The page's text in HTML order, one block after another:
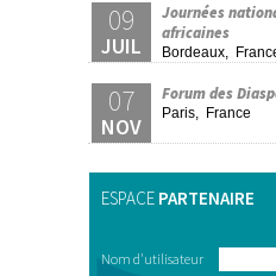
09
JUIL
Journées
africaines
Bordeaux,
07
NOV
Forum des
Paris, France
ESPACE PARTENAIRE
Nom d'utilisateur